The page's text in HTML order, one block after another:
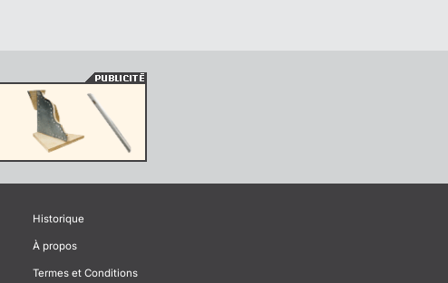
Historique
À propos
Termes et Conditions